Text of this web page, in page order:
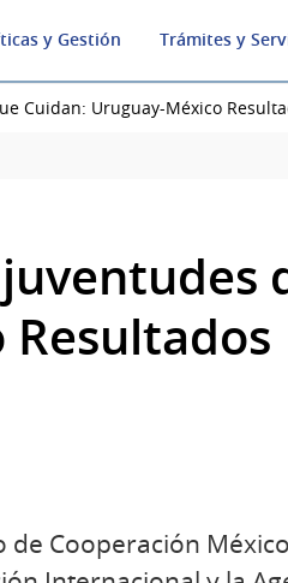
y Gestión Trámites y
Cuidan: Uruguay-México
de Cooperación